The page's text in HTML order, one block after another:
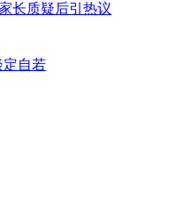
长质疑后引热议
定自若